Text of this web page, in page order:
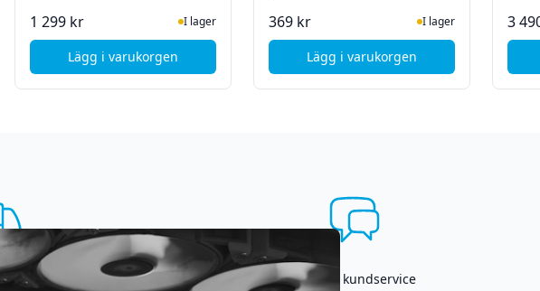
Pen 2 - Svart
1 299 kr I lager
Lägg i varukorgen, Microsoft Surface Pen - Platinum
369 kr I lager
Lägg i varukorgen, Apple Spetsar till Apple
3
leverans
Asgrym kundservice